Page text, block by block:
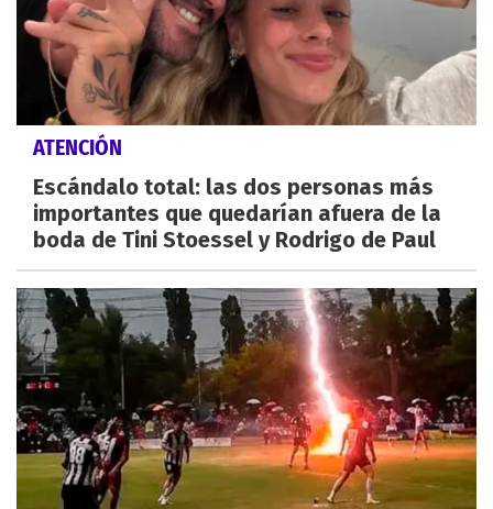
ATENCIÓN
Escándalo total: las dos personas más
importantes que quedarían afuera de la
boda de Tini Stoessel y Rodrigo de Paul